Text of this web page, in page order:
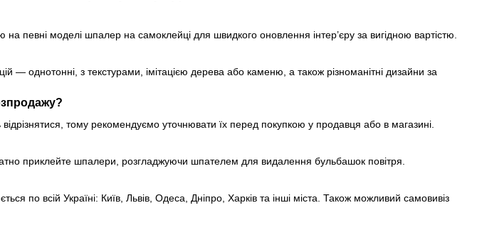
певні моделі шпалер на самоклейці для швидкого оновлення інтер’єру за вигідною вартістю.
— однотонні, з текстурами, імітацією дерева або каменю, а також різноманітні дизайни за
тому рекомендуємо уточнювати їх перед покупкою у продавця або в магазині.
приклейте шпалери, розгладжуючи шпателем для видалення бульбашок повітря.
по всій Україні: Київ, Львів, Одеса, Дніпро, Харків та інші міста. Також можливий самовивіз